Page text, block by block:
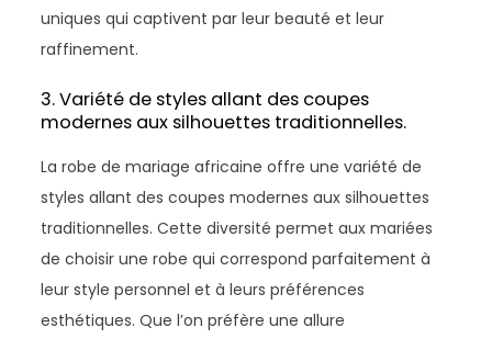
uniques qui captivent par leur beauté et leur
raffinement.
3. Variété de styles allant des coupes
modernes aux silhouettes traditionnelles.
La robe de mariage africaine offre une variété de
styles allant des coupes modernes aux silhouettes
traditionnelles. Cette diversité permet aux mariées
de choisir une robe qui correspond parfaitement à
leur style personnel et à leurs préférences
esthétiques. Que l’on préfère une allure